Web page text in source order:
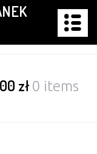
zł0 items